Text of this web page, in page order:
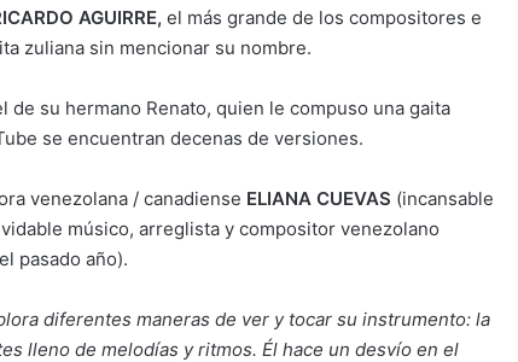
AGUIRRE, el más grande de los compositores e
zuliana sin mencionar su nombre.
su hermano Renato, quien le compuso una gaita
se encuentran decenas de versiones.
venezolana / canadiense ELIANA CUEVAS (incansable
músico, arreglista y compositor venezolano
pasado año).
diferentes maneras de ver y tocar su instrumento: la
lleno de melodías y ritmos. Él hace un desvío en el